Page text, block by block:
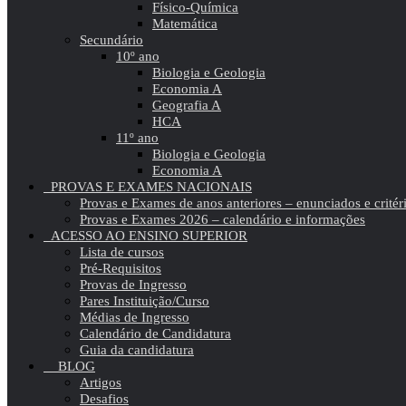
Físico-Química
Matemática
Secundário
10º ano
Biologia e Geologia
Economia A
Geografia A
HCA
11º ano
Biologia e Geologia
Economia A
PROVAS E EXAMES NACIONAIS
Provas e Exames de anos anteriores – enunciados e
Provas e Exames 2026 – calendário e informações
ACESSO AO ENSINO SUPERIOR
Lista de cursos
Pré-Requisitos
Provas de Ingresso
Pares Instituição/Curso
Médias de Ingresso
Calendário de Candidatura
Guia da candidatura
BLOG
Artigos
Desafios